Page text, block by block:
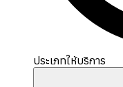
ประเภทให้บริการ